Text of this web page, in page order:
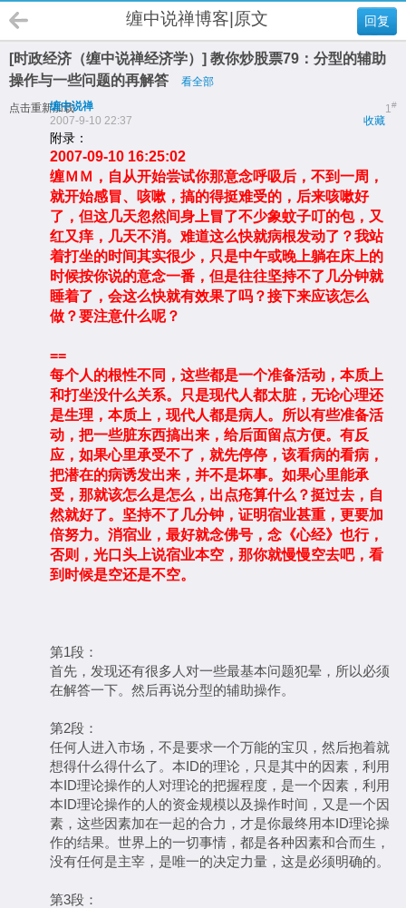
回复
缠中说禅博客|原文
[时政经济（缠中说禅经济学）] 教你炒股票79：分型的辅助
操作与一些问题的再解答
看全部
点击重新加载 1#
缠中说禅
收藏
2007-9-10 22:37
附录：
2007-09-10 16:25:02
缠ＭＭ，自从开始尝试你那意念呼吸后，不到一周，
就开始感冒、咳嗽，搞的得挺难受的，后来咳嗽好
了，但这几天忽然间身上冒了不少象蚊子叮的包，又
红又痒，几天不消。难道这么快就病根发动了？我站
着打坐的时间其实很少，只是中午或晚上躺在床上的
时候按你说的意念一番，但是往往坚持不了几分钟就
睡着了，会这么快就有效果了吗？接下来应该怎么
做？要注意什么呢？
==
每个人的根性不同，这些都是一个准备活动，本质上
和打坐没什么关系。只是现代人都太脏，无论心理还
是生理，本质上，现代人都是病人。所以有些准备活
动，把一些脏东西搞出来，给后面留点方便。有反
应，如果心里承受不了，就先停停，该看病的看病，
把潜在的病诱发出来，并不是坏事。如果心里能承
受，那就该怎么是怎么，出点疮算什么？挺过去，自
然就好了。坚持不了几分钟，证明宿业甚重，更要加
倍努力。消宿业，最好就念佛号，念《心经》也行，
否则，光口头上说宿业本空，那你就慢慢空去吧，看
到时候是空还是不空。
第1段：
首先，发现还有很多人对一些最基本问题犯晕，所以必须
在解答一下。然后再说分型的辅助操作。
第2段：
任何人进入市场，不是要求一个万能的宝贝，然后抱着就
想得什么得什么了。本ID的理论，只是其中的因素，利用
本ID理论操作的人对理论的把握程度，是一个因素，利用
本ID理论操作的人的资金规模以及操作时间，又是一个因
素，这些因素加在一起的合力，才是你最终用本ID理论操
作的结果。世界上的一切事情，都是各种因素和合而生，
没有任何是主宰，是唯一的决定力量，这是必须明确的。
第3段：